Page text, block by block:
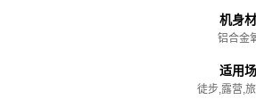
机身
铝合金
适用
徒步,露营,